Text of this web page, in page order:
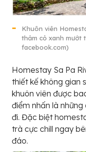
Khuôn viên
thảm cỏ xanh mướt
facebook.com)
Homestay Sa Pa
thiết kế không gian
khuôn viên được
điểm nhấn là
đi. Đặc biệt
trà cực chill ngay
đáo.